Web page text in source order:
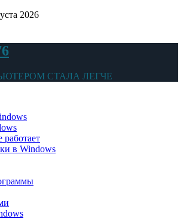
2026
СТАЛА ЛЕГЧЕ
в Windows